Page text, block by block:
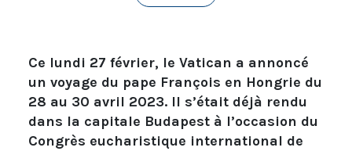
Ce lundi 27 février, le Vatican a annoncé
un voyage du pape François en Hongrie du
28 au 30 avril 2023. Il s’était déjà rendu
dans la capitale Budapest à l’occasion du
Congrès eucharistique international de